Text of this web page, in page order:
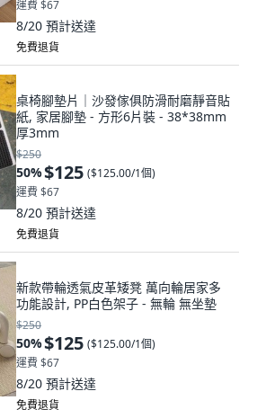
運費 $67
8/20 預計送達
免費退貨
桌椅腳墊片｜沙發傢俱防滑耐磨靜音貼
紙, 家居腳墊 - 方形6片裝 - 38*38mm
厚3mm
$250
50%$125 ($125.00/1個)
運費 $67
8/20 預計送達
免費退貨
新款帶輪透氣皮革矮凳 萬向輪居家多
功能設計, PP白色架子 - 無輪 無坐墊
$250
50%$125 ($125.00/1個)
運費 $67
8/20 預計送達
免費退貨